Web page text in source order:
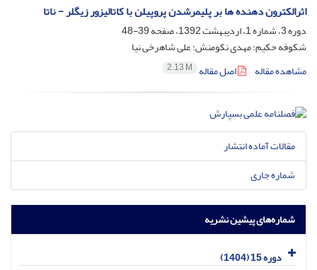
اثرالکترون دهنده ها بر پلیمرشدن پروپیلن با کاتالیزور زیگلر - ناتا
دوره 3، شماره 1، اردیبهشت 1392، صفحه
39-48
شکوفه حکیم؛ مهدی نکومنش؛ علی شاهرخی نیا
مشاهده مقاله
اصل مقاله 2.13 M
مقالات آماده انتشار
شماره جاری
شماره‌های پیشین نشریه
دوره 15 (1404)